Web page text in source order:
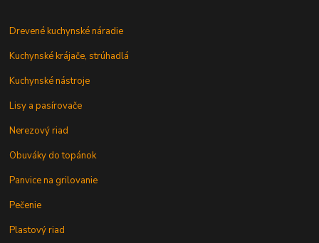
Drevené kuchynské náradie
Kuchynské krájače, strúhadlá
Kuchynské nástroje
Lisy a pasírovače
Nerezový riad
Obuváky do topánok
Panvice na grilovanie
Pečenie
Plastový riad